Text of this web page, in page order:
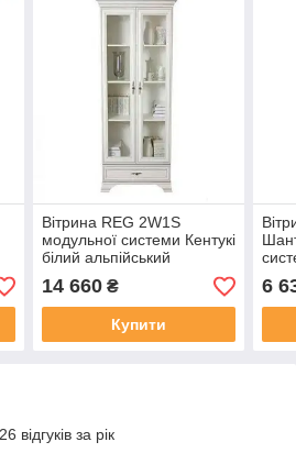
Вітрина REG 2W1S
модульної системи Кентукі
білий альпійський
14 660₴
Купити
6
відгуків за рік